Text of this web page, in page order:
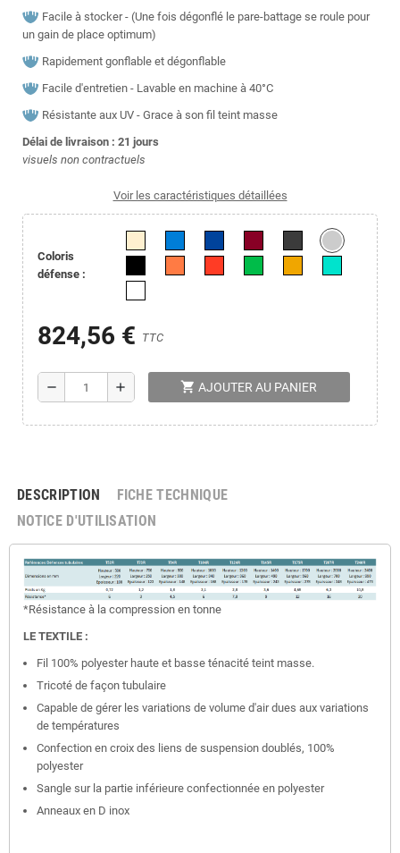
Facile à stocker - (Une fois dégonflé le pare-battage se roule pour
un gain de place optimum)
Rapidement gonflable et dégonflable
Facile d'entretien - Lavable en machine à 40°C
Résistante aux UV - Grace à son fil teint masse
Délai de livraison : 21 jours
visuels non contractuels
Voir les caractéristiques détaillées
Coloris
défense :
824,56 € TTC
remove add shopping_cart AJOUTER AU PANIER
DESCRIPTION
FICHE TECHNIQUE
NOTICE D'UTILISATION
*Résistance à la compression en tonne
LE TEXTILE :
Fil 100% polyester haute et basse ténacité teint masse.
Tricoté de façon tubulaire
Capable de gérer les variations de volume d'air dues aux variations
de températures
Confection en croix des liens de suspension doublés, 100%
polyester
Sangle sur la partie inférieure confectionnée en polyester
Anneaux en D inox